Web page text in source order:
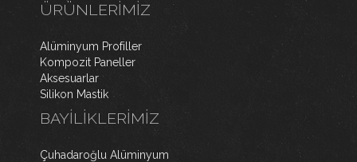
ÜRÜNLERIMIZ
Alüminyum Profiller
Kompozit Paneller
Aksesuarlar
Silikon Mastik
BAYILIKLERIMIZ
Çuhadaroğlu Alüminyum